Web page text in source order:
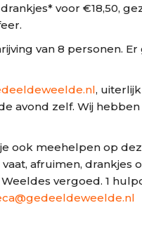
voor €18,50,
van 8 personen.
,
avond zelf. Wij hebben
ook meehelpen op
afruimen, drankjes
vergoed. 1